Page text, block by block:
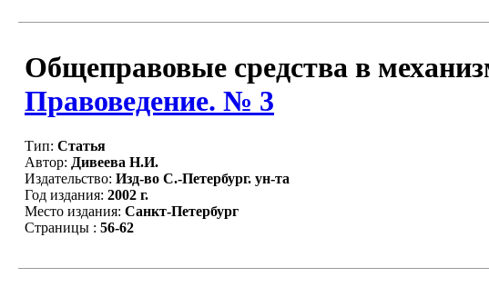
Общеправовые средства в
Правоведение. № 3
Тип: Статья
Автор: Дивеева Н.И.
Издательство: Изд-во С.-Петербург. ун-та
Год издания: 2002 г.
Место издания: Санкт-Петербург
Страницы : 56-62